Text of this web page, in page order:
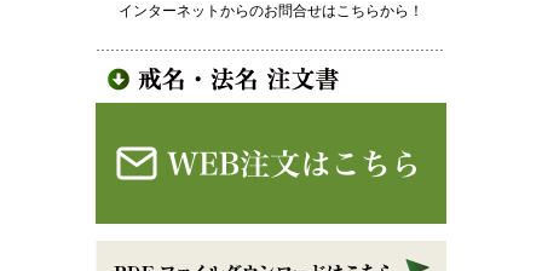
インターネットからのお問合せはこちらから！